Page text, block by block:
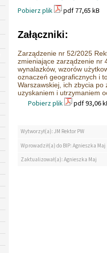
Pobierz plik
pdf 77,65 kB
Załączniki:
Zarządzenie nr 52/2025
zmieniające zarządzenie nr
wynalazków, wzorów
oznaczeń geograficznych i
Warszawskiej, ich zbycia po
uzyskaniem i utrzymaniem
Pobierz plik pdf 93,06
Wytworzył(a): JM Rektor PW
Wprowadził(a) do BIP: Agnieszka Maj
Zaktualizował(a): Agnieszka Maj